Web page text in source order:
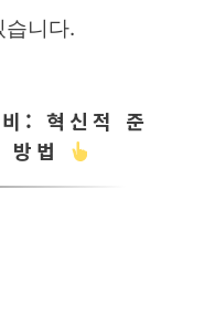
습니다.
: 혁신적 준
방법